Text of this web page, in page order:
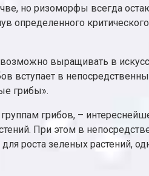
но ризоморфы всегда
определенного
выращивать в
в
грибы».
грибов, –
При этом в
роста зеленых растений,